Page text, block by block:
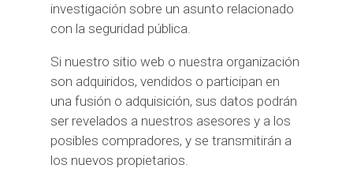
investigación sobre un asunto relacionado
con la seguridad pública.
Si nuestro sitio web o nuestra organización
son adquiridos, vendidos o participan en
una fusión o adquisición, sus datos podrán
ser revelados a nuestros asesores y a los
posibles compradores, y se transmitirán a
los nuevos propietarios.